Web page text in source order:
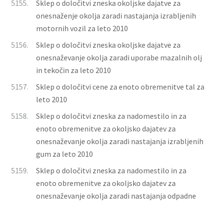
5155.
Sklep o določitvi zneska okoljske dajatve za
onesnaženje okolja zaradi nastajanja izrabljenih
motornih vozil za leto 2010
5156.
Sklep o določitvi zneska okoljske dajatve za
onesnaževanje okolja zaradi uporabe mazalnih olj
in tekočin za leto 2010
5157.
Sklep o določitvi cene za enoto obremenitve tal za
leto 2010
5158.
Sklep o določitvi zneska za nadomestilo in za
enoto obremenitve za okoljsko dajatev za
onesnaževanje okolja zaradi nastajanja izrabljenih
gum za leto 2010
5159.
Sklep o določitvi zneska za nadomestilo in za
enoto obremenitve za okoljsko dajatev za
onesnaževanje okolja zaradi nastajanja odpadne